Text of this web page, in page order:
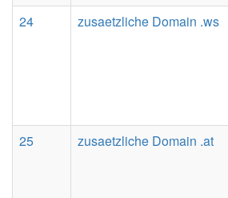
24
zusaetzliche Domain .ws
25
zusaetzliche Domain .at